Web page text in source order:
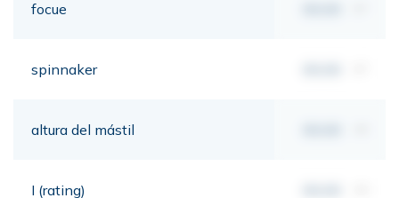
focue
spinnaker
altura del mástil
I (rating)